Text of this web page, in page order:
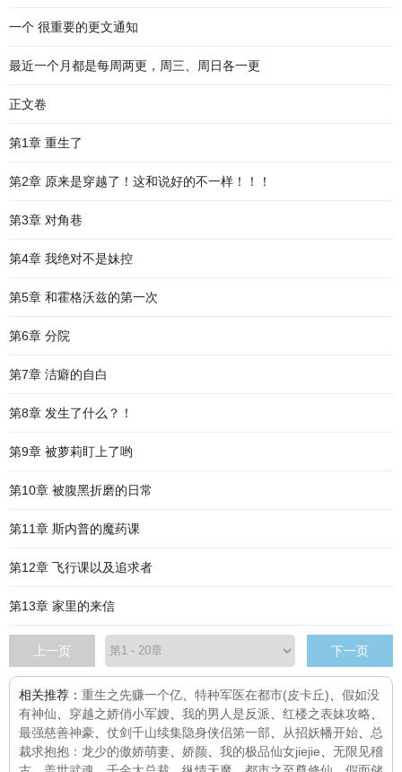
一个 很重要的更文通知
最近一个月都是每周两更，周三、周日各一更
正文卷
第1章 重生了
第2章 原来是穿越了！这和说好的不一样！！！
第3章 对角巷
第4章 我绝对不是妹控
第5章 和霍格沃兹的第一次
第6章 分院
第7章 洁癖的自白
第8章 发生了什么？！
第9章 被萝莉盯上了哟
第10章 被腹黑折磨的日常
第11章 斯内普的魔药课
第12章 飞行课以及追求者
第13章 家里的来信
上一页 下一页
相关推荐： 重生之先赚一个亿 特种军医在都市(皮卡丘)
假如没
有神仙
穿越之娇俏小军嫂 我的男人是反派 红楼之表妹攻略
最强慈善神豪
仗剑千山续集隐身侠侣第一部 从招妖幡开始
总
裁求抱抱：龙少的傲娇萌妻
娇颜 我的极品仙女jiejie
无限见稽